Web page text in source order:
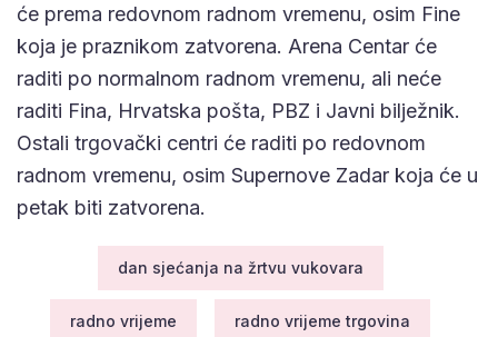
će prema redovnom radnom vremenu, osim Fine
koja je praznikom zatvorena. Arena Centar će
raditi po normalnom radnom vremenu, ali neće
raditi Fina, Hrvatska pošta, PBZ i Javni bilježnik.
Ostali trgovački centri će raditi po redovnom
radnom vremenu, osim Supernove Zadar koja će u
petak biti zatvorena.
dan sjećanja na žrtvu vukovara
radno vrijeme radno vrijeme trgovina